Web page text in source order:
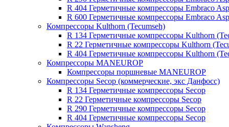
R 404 Герметичные компрессоры Embraco
R 600 Герметичные компрессоры Embraco
Компрессоры Kulthorn (Tecumseh)
R 134 Герметичные компрессоры Kulthorn
R 22 Герметичные компрессоры Kulthorn
R 404 Герметичные компрессоры Kulthorn
Компрессоры MANEUROP
Компрессоры поршневые MANEUROP
Компрессоры Secop (коммерческие, экс Данфосс)
R 134 Герметичные компрессоры Secop
R 22 Герметичные компрессоры Secop
R 290 Герметичные компрессоры Secop
R 404 Герметичные компрессоры Secop